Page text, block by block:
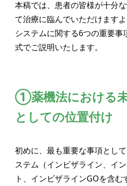
本稿では、患者の皆様が十分
て治療に臨んでいただけます
システムに関する6つの重要事
式でご説明いたします。
①薬機法における
としての位置付け
初めに、最も重要な事項とし
ステム（インビザライン、イ
ト、インビザラインGOを含